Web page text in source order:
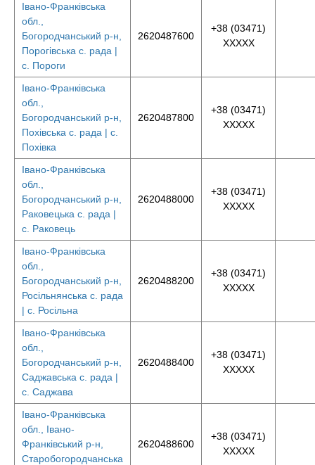
Івано-Франківська
обл.,
Богородчанський р-н,
Порогівська с. рада |
с. Пороги
2620487600
+38 (03471)
XXXXX
Івано-Франківська
обл.,
Богородчанський р-н,
Похівська с. рада | с.
Похівка
2620487800
+38 (03471)
XXXXX
Івано-Франківська
обл.,
Богородчанський р-н,
Раковецька с. рада |
с. Раковець
2620488000
+38 (03471)
XXXXX
Івано-Франківська
обл.,
Богородчанський р-н,
Росільнянська с. рада
| с. Росільна
2620488200
+38 (03471)
XXXXX
Івано-Франківська
обл.,
Богородчанський р-н,
Саджавська с. рада |
с. Саджава
2620488400
+38 (03471)
XXXXX
Івано-Франківська
обл., Івано-
Франківський р-н,
Старобогородчанська
2620488600
+38 (03471)
XXXXX